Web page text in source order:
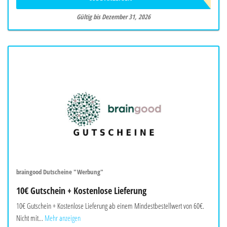
Gültig bis Dezember 31, 2026
braingood Dutscheine "Werbung"
10€ Gutschein + Kostenlose Lieferung
10€ Gutschein + Kostenlose Lieferung ab einem Mindestbestellwert von 60€.
Nicht mit... Mehr anzeigen